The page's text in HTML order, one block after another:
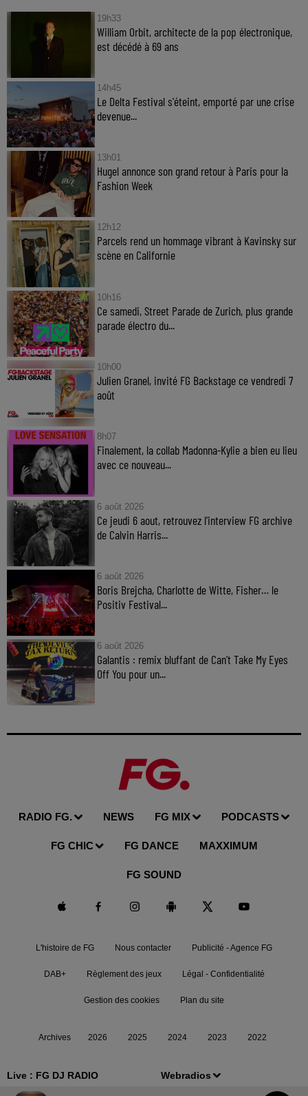
Live : FG DJ RADIO Webradios
19h33
William Orbit, architecte de la pop électronique,
est décédé à 69 ans
14h45
Le Delta Festival s'éteint, emporté par une crise
devenue...
13h01
Hugel annonce son grand retour à Paris pour la
Fashion Week
12h12
Parcels rend un hommage vibrant à Kavinsky sur
scène en Californie
10h16
Ce samedi, Street Parade de Zurich, plus grande
parade électro du...
10h00
Julien Granel, invité FG Backstage ce vendredi 7
août
8h07
Finalement, la collab Madonna-Kylie a bien eu lieu
avec ce nouveau...
6 août 2026
Ce jeudi 6 aout, retrouvez l'interview FG archive
de Calvin Harris...
6 août 2026
Boris Brejcha, Charlotte de Witte, Fisher… le
Positiv Festival...
6 août 2026
Galantis : remix bluffant de Can’t Take My Eyes
Off You pour un...
RADIO FG. NEWS FG MIX PODCASTS
FG CHIC FG DANCE MAXXIMUM
FG SOUND
L'histoire de FG Nous contacter Publicité - Agence FG
DAB+ Règlement des jeux Légal - Confidentialité
Gestion des cookies Plan du site
Archives 2026 2025 2024 2023 2022